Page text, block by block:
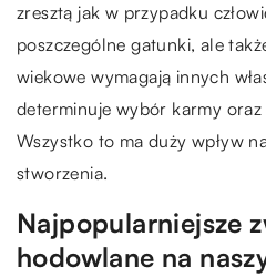
zresztą jak w przypadku
poszczególne gatunki, ale
wiekowe wymagają innych
determinuje wybór karmy
Wszystko to ma duży wpływ
stworzenia.
Najpopularniejsze
hodowlane na